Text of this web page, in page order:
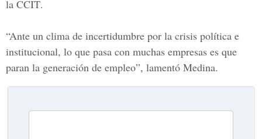
la CCIT.
“Ante un clima de incertidumbre por la crisis política e
institucional, lo que pasa con muchas empresas es que
paran la generación de empleo”, lamentó Medina.